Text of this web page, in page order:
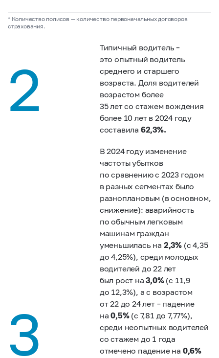
* Количество полисов — количество первоначальных договоров
страхования.
2
Типичный водитель –
это опытный водитель
среднего и старшего
возраста. Доля водителей
возрастом более
35 лет со стажем вождения
более 10 лет в 2024 году
составила 62,3%.
3
В 2024 году изменение
частоты убытков
по сравнению с 2023 годом
в разных сегментах было
разноплановым (в основном,
снижение): аварийность
по обычным легковым
машинам граждан
уменьшилась на 2,3% (с 4,35
до 4,25%), среди молодых
водителей до 22 лет
был рост на3,0%(с 11,9
до 12,3%), а с возрастом
от 22 до 24 лет – падение
на0,5%(с 7,81 до 7,77%),
среди неопытных водителей
со стажем до 1 года
отмечено падение на 0,6%